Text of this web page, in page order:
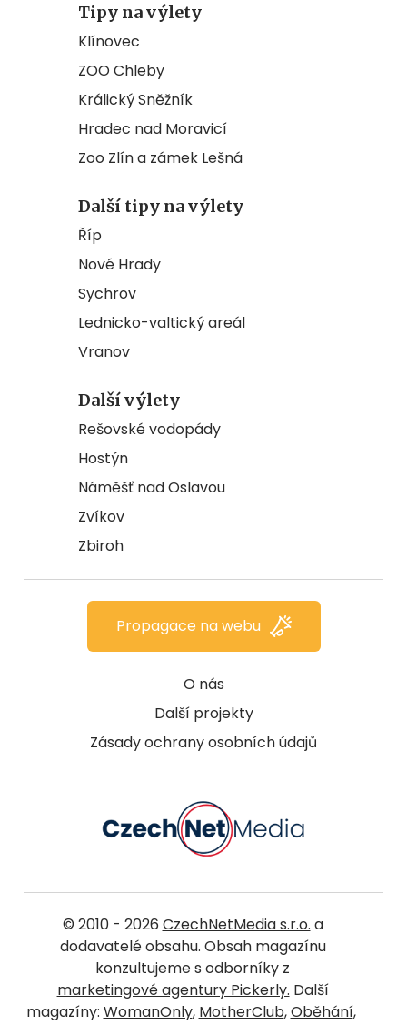
Tipy na výlety
Klínovec
ZOO Chleby
Králický Sněžník
Hradec nad Moravicí
Zoo Zlín a zámek Lešná
Další tipy na výlety
Říp
Nové Hrady
Sychrov
Lednicko-valtický areál
Vranov
Další výlety
Rešovské vodopády
Hostýn
Náměšť nad Oslavou
Zvíkov
Zbiroh
O nás
Další projekty
Zásady ochrany osobních údajů
Propagace na webu
© 2010 - 2026 CzechNetMedia s.r.o. a
dodavatelé obsahu. Obsah magazínu
konzultujeme s odborníky z
marketingové agentury Pickerly. Další
magazíny: WomanOnly, MotherClub,Oběhání,